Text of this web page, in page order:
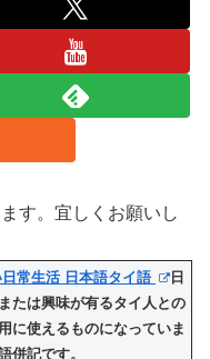
す。宜しくお願いし
常生活 日本語タイ語
日
たは興味が有るタイ人との
に使えるものになっていま
併記です。